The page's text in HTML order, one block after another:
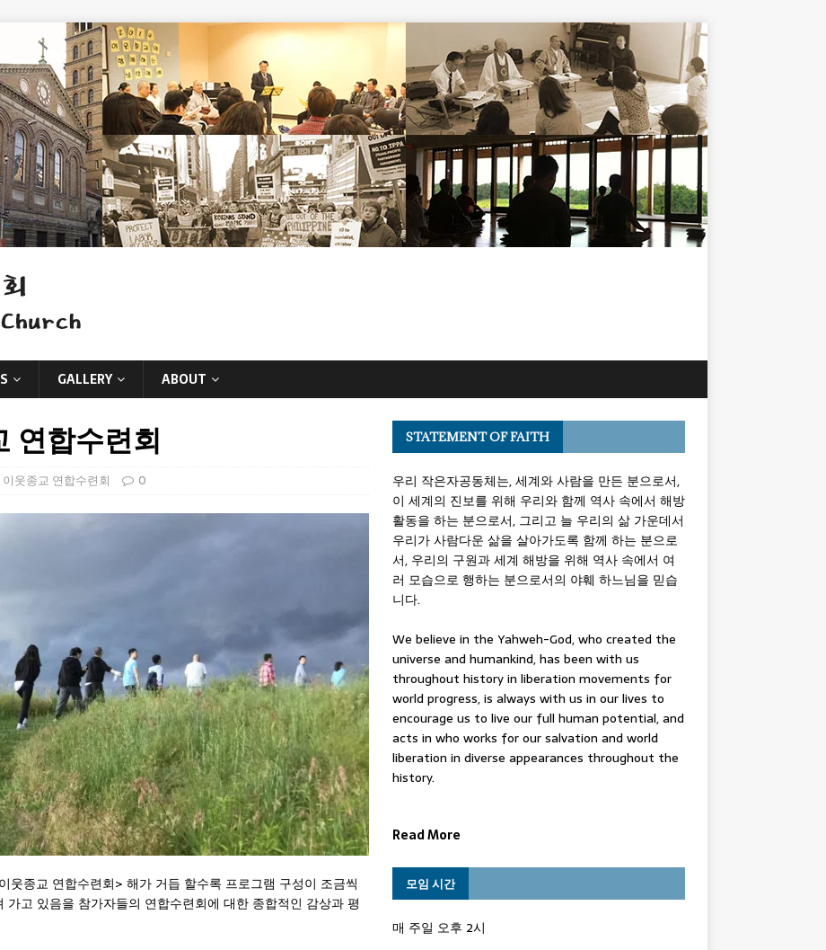
GALLERY ABOUT
연합수련회
이웃종교 연합수련회 0
웃종교 연합수련회> 해가 거듭 할수록 프로그램 구성이 조금씩
고 있음을 참가자들의 연합수련회에 대한 종합적인 감상과 평
STATEMENT OF FAITH
우리 작은자공동체는, 세계와 사람을 만든 분으로서,
이 세계의 진보를 위해 우리와 함께 역사 속에서 해방
활동을 하는 분으로서, 그리고 늘 우리의 삶 가운데서
우리가 사람다운 삶을 살아가도록 함께 하는 분으로
서, 우리의 구원과 세계 해방을 위해 역사 속에서 여
러 모습으로 행하는 분으로서의 야훼 하느님을 믿습
니다.
We believe in the Yahweh-God, who created the
universe and humankind, has been with us
throughout history in liberation movements for
world progress, is always with us in our lives to
encourage us to live our full human potential, and
acts in who works for our salvation and world
liberation in diverse appearances throughout the
history.
Read More
모임 시간
매 주일 오후 2시